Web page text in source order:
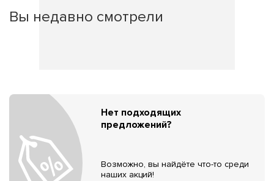
Вы недавно смотрели
Нет подходящих
предложений?
Возможно, вы найдёте что-то среди
наших акций!